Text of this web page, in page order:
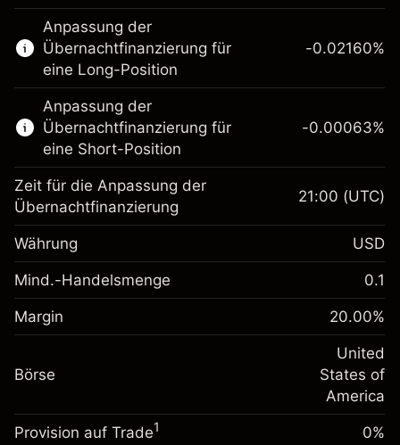
Dieser Finanzmarkt steht für das CFD-
Trading zur Verfügung.
Erfahren Sie mehr über:
CFDs
Anpassung der
Übernachtfinanzierung für
eine Long-Position
Margin. Ihre Investition
$1,000.00
Anpassung der
Übernachtfinanzierung
fremdfinanzierten
(-$1.08)
~$5,000.00
-0.02160%
Anpassung der
Übernachtfinanzierung für
eine Short-Position
Margin. Ihre Investition
$1,000.00
Anpassung der
-0.000626
%
(-$0.03)
Positionsgröße mit Hebelwirkung
-0.00063%
Zeit für die Anpassung der
Übernachtfinanzierung
21:00 (UTC)
Währung USD
Mind.-Handelsmenge 0.1
Margin 20.00%
Börse
United
States of
America
Provision auf Trade1 0%